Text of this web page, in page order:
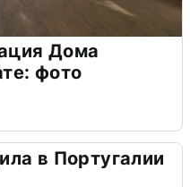
Дома
фото
в Португалии